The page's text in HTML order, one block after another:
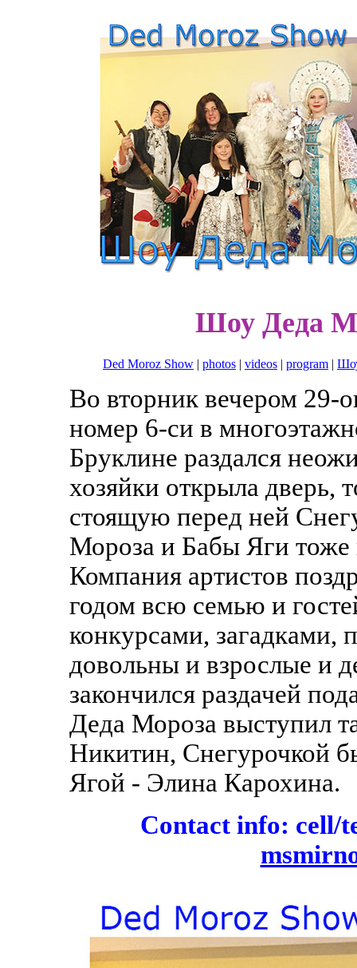
Шоу Деда
Ded Moroz Show | photos | videos | program |
Во вторник вечером 29-
номер 6-си в
Бруклине раздался
хозяйки открыла дверь,
стоящую перед ней
Мороза и Бабы Яги тоже
Компания артистов
годом всю семью и
конкурсами, загадками,
довольны и взрослые и
закончился раздачей
Деда Мороза выступил
Никитин, Снегурочкой
Ягой - Элина Карохина.
Contact info: cell/